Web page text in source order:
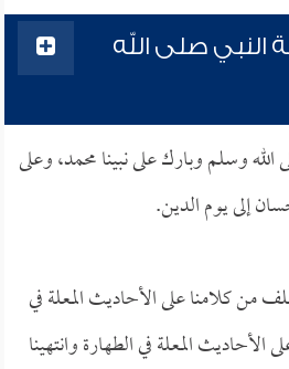
صلى الله
وسلم وبارك على نبينا محمد، وعلى
إلى يوم الدين.
من كلامنا على الأحاديث المعلة في
المعلة في الطهارة وانتهينا